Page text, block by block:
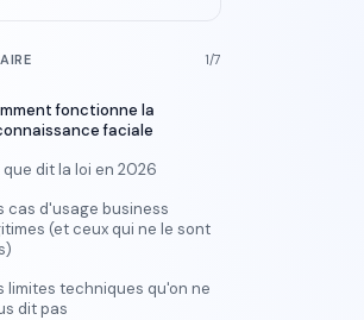
1/7
fonctionne la
faciale
que dit la loi en 2026
cas d'usage business
(et ceux qui ne le sont
limites techniques qu'on ne
dit pas